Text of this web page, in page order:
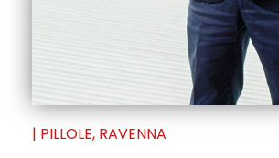
| PILLOLE, RAVENNA